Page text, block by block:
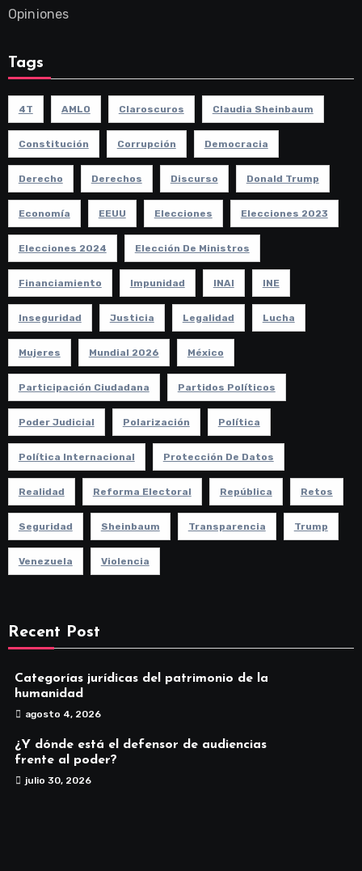
Opiniones
Tags
4T AMLO Claroscuros Claudia Sheinbaum
Constitución Corrupción Democracia
Derecho Derechos Discurso Donald Trump
Economía EEUU Elecciones Elecciones 2023
Elecciones 2024 Elección De Ministros
Financiamiento Impunidad INAI INE
Inseguridad Justicia Legalidad Lucha
Mujeres Mundial 2026 México
Participación Ciudadana Partidos Políticos
Poder Judicial Polarización Política
Política Internacional Protección De Datos
Realidad Reforma Electoral República Retos
Seguridad Sheinbaum Transparencia Trump
Venezuela Violencia
Recent Post
Categorías jurídicas del patrimonio de la
humanidad
agosto 4, 2026
¿Y dónde está el defensor de audiencias
frente al poder?
julio 30, 2026